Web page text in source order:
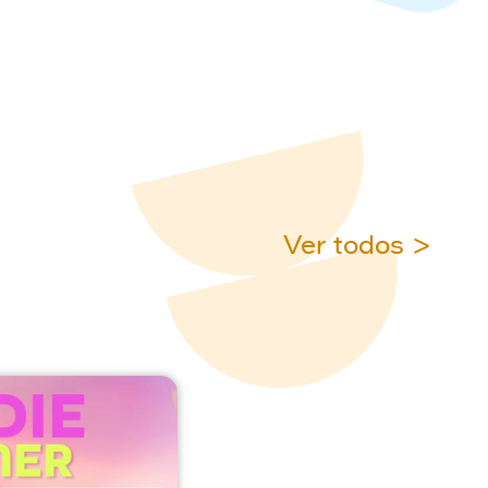
Ver todos >